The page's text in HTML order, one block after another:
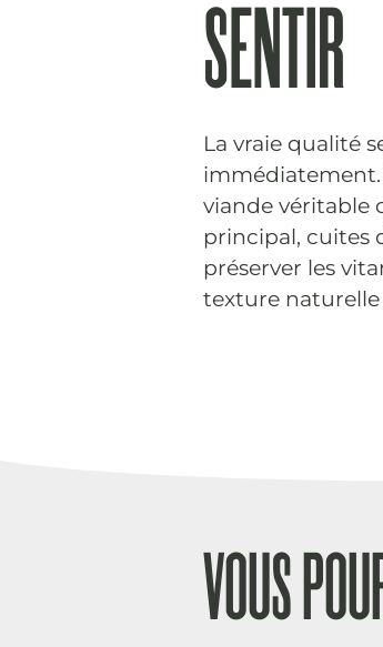
SENTIR
La vraie qualité
immédiatement.
viande véritable
principal, cuites
préserver les
texture
VOUS